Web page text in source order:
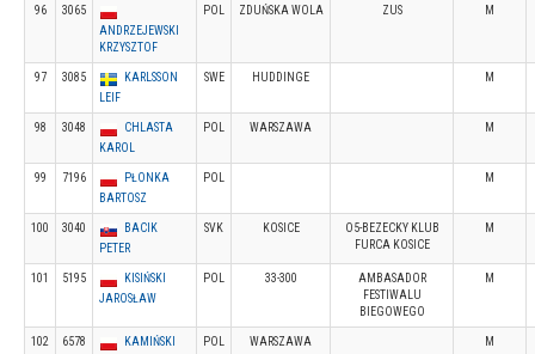
96
3065
ANDRZEJEWSKI
KRZYSZTOF
POL ZDUŃSKA WOLA ZUS M
97 3085
KARLSSON
LEIF
SWE HUDDINGE M
98 3048
CHLASTA
KAROL
POL WARSZAWA M
99 7196
PŁONKA
BARTOSZ
POL M
100 3040
BACIK
PETER
SVK KOSICE
O5-BEZECKY KLUB
FURCA KOSICE
M
101 5195
KISIŃSKI
JAROSŁAW
POL 33-300
AMBASADOR
FESTIWALU
BIEGOWEGO
M
102 6578
KAMIŃSKI
POL WARSZAWA M